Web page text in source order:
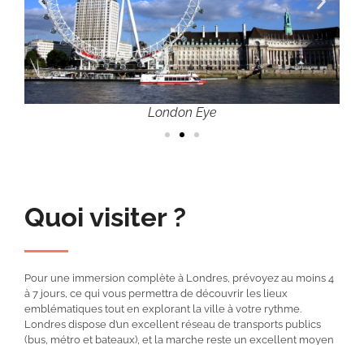
London Eye
Quoi visiter ?
Pour une immersion complète à Londres, prévoyez au moins 4
à 7 jours, ce qui vous permettra de découvrir les lieux
emblématiques tout en explorant la ville à votre rythme.
Londres dispose d’un excellent réseau de transports publics
(bus, métro et bateaux), et la marche reste un excellent moyen